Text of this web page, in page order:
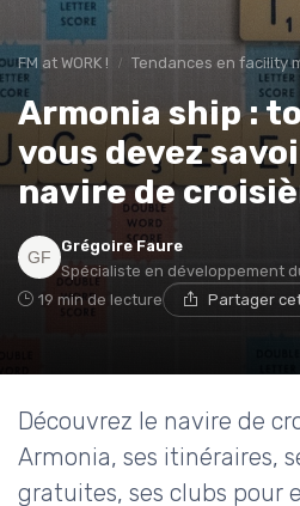
FM at WORK ! Tendances en facility
Armonia ship :
vous devez
navire de
Grégoire Faure
Spécialiste en développement
19 min de lecture Partager
Découvrez le navire de
Armonia, ses itinéraires,
gratuites, ses clubs pour